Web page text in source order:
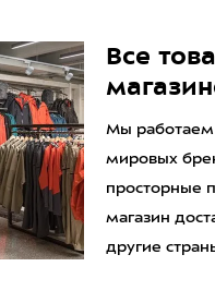
Все
Мы работаем
мировых
просторные
магазин
другие